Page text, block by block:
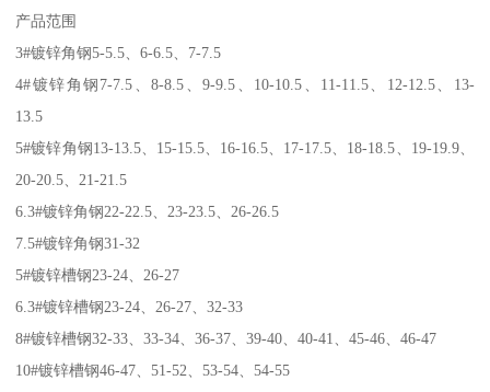
产品范围
3#镀锌角钢5-5.5、6-6.5、7-7.5
4#镀锌角钢7-7.5、8-8.5、9-9.5、10-10.5、11-11.5、12-12.5、13-
13.5
5#镀锌角钢13-13.5、15-15.5、16-16.5、17-17.5、18-18.5、19-19.9、
20-20.5、21-21.5
6.3#镀锌角钢22-22.5、23-23.5、26-26.5
7.5#镀锌角钢31-32
5#镀锌槽钢23-24、26-27
6.3#镀锌槽钢23-24、26-27、32-33
8#镀锌槽钢32-33、33-34、36-37、39-40、40-41、45-46、46-47
10#镀锌槽钢46-47、51-52、53-54、54-55